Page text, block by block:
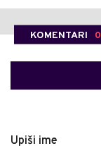
KOMENTARI 0
Upiši ime